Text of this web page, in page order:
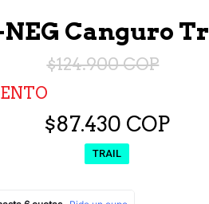
NEG Canguro
$124.900 COP
$87.430 COP
TRAIL